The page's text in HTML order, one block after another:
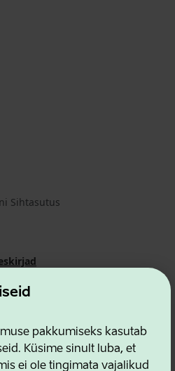
pakkumiseks kasutab
Küsime sinult luba, et
ei ole tingimata vajalikud
Sihtasutus